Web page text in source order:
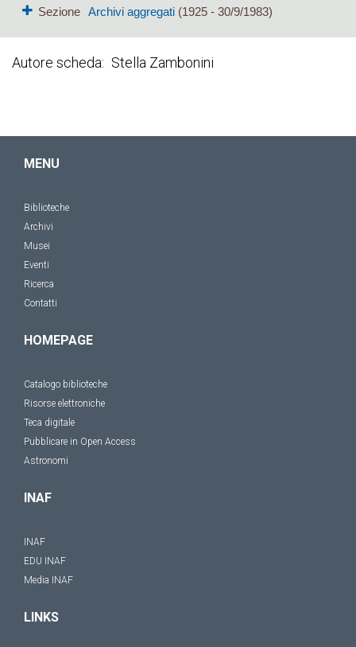
Sezione
Archivi aggregati(1925 - 30/9/1983)
Autore scheda Stella Zambonini
MENU
Biblioteche
Archivi
Musei
Eventi
Ricerca
Contatti
HOMEPAGE
Catalogo biblioteche
Risorse elettroniche
Teca digitale
Pubblicare in Open Access
Astronomi
INAF
INAF
EDU INAF
Media INAF
LINKS